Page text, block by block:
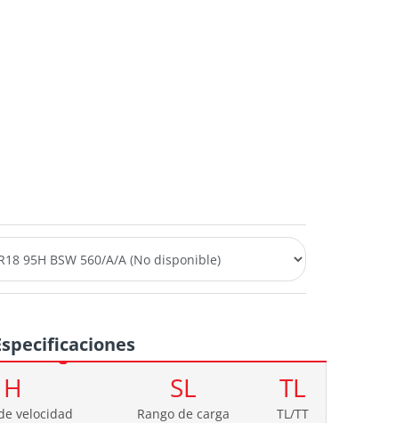
H
velocidad
SL
Rango de carga
TL
TL/TT